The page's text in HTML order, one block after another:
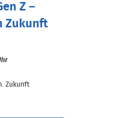
Z –
Zukunft
Zukunft